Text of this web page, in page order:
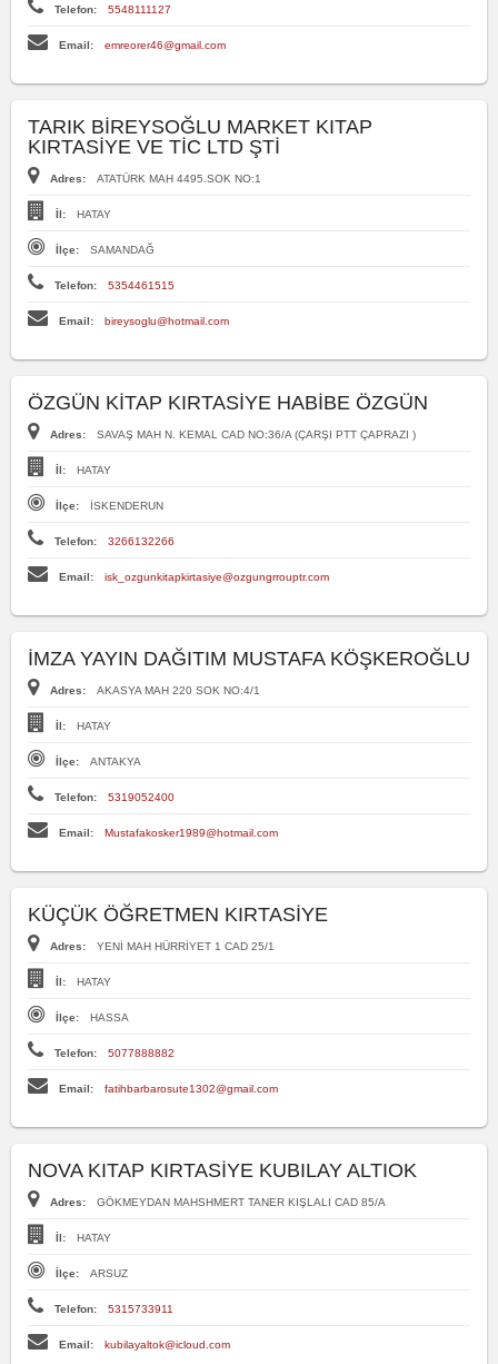
Telefon: 5548111127
Email: emreorer46@gmail.com
TARIK BİREYSOĞLU MARKET KITAP
KIRTASİYE VE TİC LTD ŞTİ
Adres: ATATÜRK MAH 4495.SOK NO:1
İl: HATAY
İlçe: SAMANDAĞ
Telefon: 5354461515
Email: bireysoglu@hotmail.com
ÖZGÜN KİTAP KIRTASİYE HABİBE ÖZGÜN
Adres: SAVAŞ MAH N. KEMAL CAD NO:36/A (ÇARŞI PTT ÇAPRAZI )
İl: HATAY
İlçe: İSKENDERUN
Telefon: 3266132266
Email: isk_ozgunkitapkirtasiye@ozgungrrouptr.com
İMZA YAYIN DAĞITIM MUSTAFA KÖŞKEROĞLU
Adres: AKASYA MAH 220 SOK NO:4/1
İl: HATAY
İlçe: ANTAKYA
Telefon: 5319052400
Email: Mustafakosker1989@hotmail.com
KÜÇÜK ÖĞRETMEN KIRTASİYE
Adres: YENİ MAH HÜRRİYET 1 CAD 25/1
İl: HATAY
İlçe: HASSA
Telefon: 5077888882
Email: fatihbarbarosute1302@gmail.com
NOVA KITAP KIRTASİYE KUBILAY ALTIOK
Adres: GÖKMEYDAN MAHSHMERT TANER KIŞLALI CAD 85/A
İl: HATAY
İlçe: ARSUZ
Telefon: 5315733911
Email: kubilayaltok@icloud.com